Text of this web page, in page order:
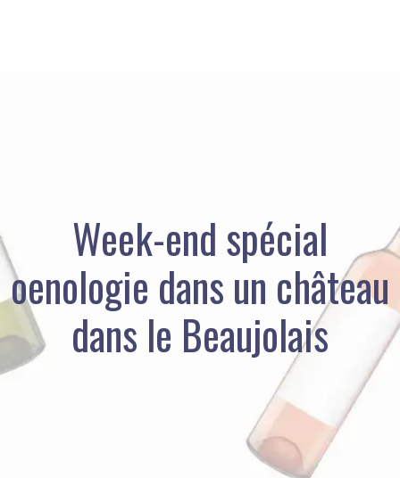
Week-end spécial
oenologie dans un château
dans le Beaujolais